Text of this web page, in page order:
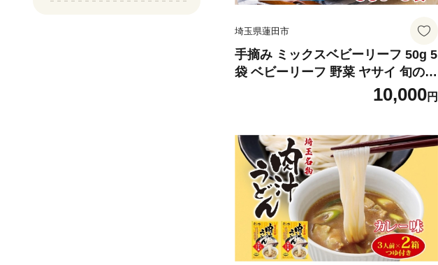
埼玉県蓮田市
手摘み ミックスベビーリーフ 50g 5
袋 ベビーリーフ 野菜 ヤサイ 旬の野
菜 葉物野菜 生野菜 ハーブ 緑 彩り
柔らかい 手軽 サラダ サンドイッチ
農園 国産 冷蔵 送料無料 蓮田市 埼
玉県
10,000円